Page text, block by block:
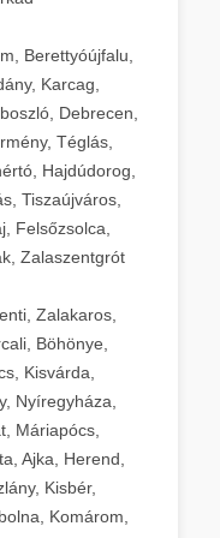
Berettyóújfalu,
Karcag,
Debrecen,
Téglás,
Hajdúdorog,
Tiszaújváros,
Felsőzsolca,
Zalaszentgrót
Zalakaros,
Böhönye,
Kisvárda,
Nyíregyháza,
Máriapócs,
Ajka, Herend,
Kisbér,
Komárom,